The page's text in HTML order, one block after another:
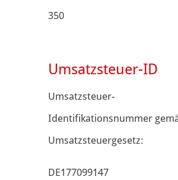
350
Umsatzsteuer-ID
Umsatzsteuer-
Identifikationsnummer
Umsatzsteuergesetz:
DE177099147